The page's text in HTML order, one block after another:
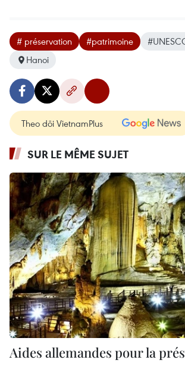
# préservation #patrimoine
Hanoi
Theo dõi VietnamPlus
SUR LE MÊME SUJET
Aides allemandes pour la